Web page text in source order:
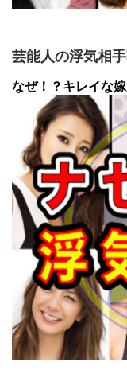
芸能人の浮気相
なぜ！？キレイな